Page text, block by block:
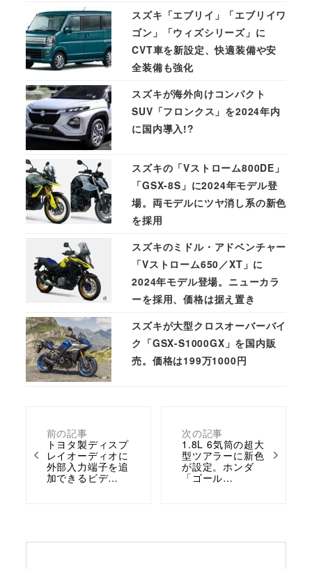
前の記事
トヨタ製ディスプ
レイオーディオに
外部入力端子を追
加できるビデ…
次の記事
1.8L 6気筒の超大
型ツアラーに新色
が設定。ホンダ
「ゴール…
スズキ「エブリイ」「エブリイワ
ゴン」「ウィズシリーズ」に
CVT車を新設定、快適装備や安
全装備も強化
スズキが海外向けコンパクト
SUV「フロンクス」を2024年内
に国内導入!?
スズキの「Vストローム800DE」
「GSX-8S」に2024年モデル登
場。両モデルにツヤ消し系の新色
を採用
スズキのミドル・アドベンチャー
「Vストローム650／XT」に
2024年モデル登場。ニューカラ
ーを採用、価格は据え置き
スズキが大型クロスオーバーバイ
ク「GSX-S1000GX」を国内販
売。価格は199万1000円